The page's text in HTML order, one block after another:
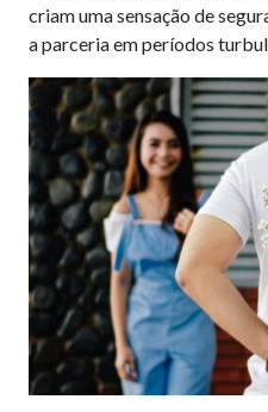
criam uma sensação de
a parceria em períodos